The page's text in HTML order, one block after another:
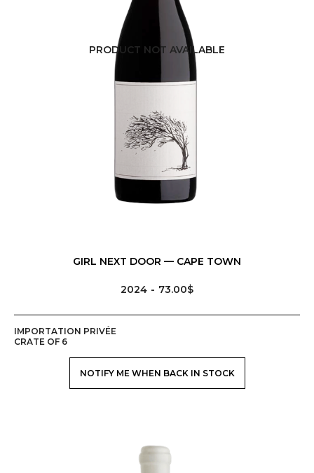
PRODUCT NOT AVAILABLE
GIRL NEXT DOOR — CAPE TOWN
2024 73.00$
IMPORTATION PRIVÉE
CRATE OF 6
NOTIFY ME WHEN BACK IN STOCK